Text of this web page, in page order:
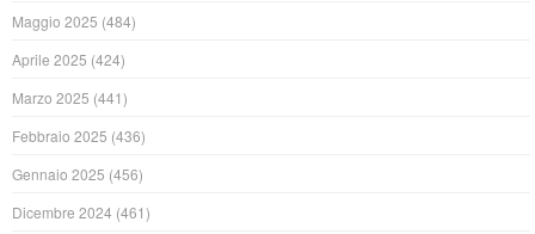
Maggio 2025 (484)
Aprile 2025 (424)
Marzo 2025 (441)
Febbraio 2025 (436)
Gennaio 2025 (456)
Dicembre 2024 (461)